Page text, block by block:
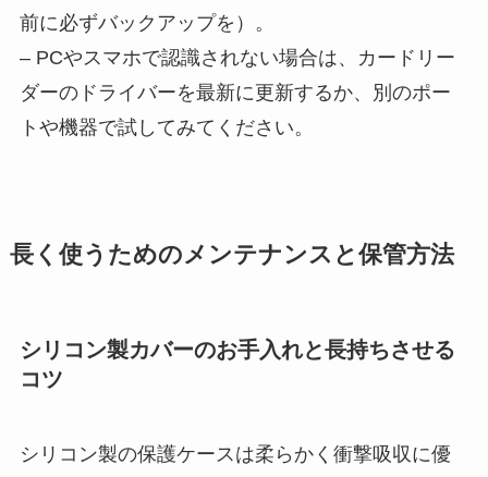
前に必ずバックアップを）。
– PCやスマホで認識されない場合は、カードリー
ダーのドライバーを最新に更新するか、別のポー
トや機器で試してみてください。
長く使うためのメンテナンスと保管方法
シリコン製カバーのお手入れと長持ちさせる
コツ
シリコン製の保護ケースは柔らかく衝撃吸収に優